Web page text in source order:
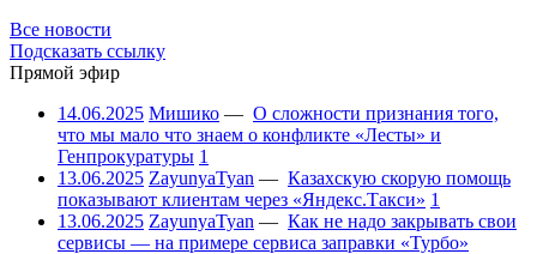
Все новости
Подсказать ссылку
Прямой эфир
14.06.2025 Мишико — О сложности признания того,
что мы мало что знаем о конфликте «Лесты» и
Генпрокуратуры 1
13.06.2025 ZayunyaTyan — Казахскую скорую помощь
показывают клиентам через «Яндекс.Такси» 1
13.06.2025 ZayunyaTyan — Как не надо закрывать свои
сервисы — на примере сервиса заправки «Турбо»